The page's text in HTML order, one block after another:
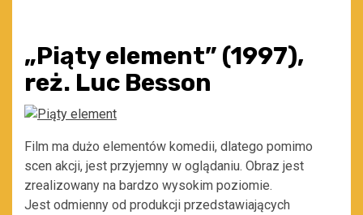
„Piąty element” (1997),
reż. Luc Besson
Film ma dużo elementów komedii, dlatego pomimo
scen akcji, jest przyjemny w oglądaniu. Obraz jest
zrealizowany na bardzo wysokim poziomie.
Jest odmienny od produkcji przedstawiających